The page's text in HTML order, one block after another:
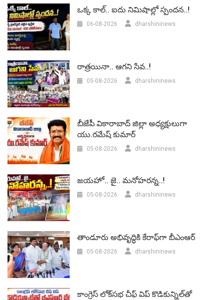
ఒక్క కాల్.. ఐదు నిమిషాల్లో స్పందన..!
06-08-2026 dharshininews
రాత్రయినా.. ఆగని సేవ..!
05-08-2026 dharshininews
బీజేపీ వికారాబాద్‌ జిల్లా అధ్యక్షులుగా
యు.రమేష్‌ కుమార్
05-08-2026 dharshininews
జయహో.. జై.. మనోహరన్న..!
05-08-2026 dharshininews
తాండూరు అభివృద్ధికి కేరాఫ్‌గా బీఎంఆర్‌
05-08-2026 dharshininews
కాంగ్రెస్ లోక్‌సభ చీఫ్ విప్ కొడికున్నిల్‌తో